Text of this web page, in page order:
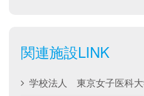
関連施設LINK
学校法人 東京女子医科